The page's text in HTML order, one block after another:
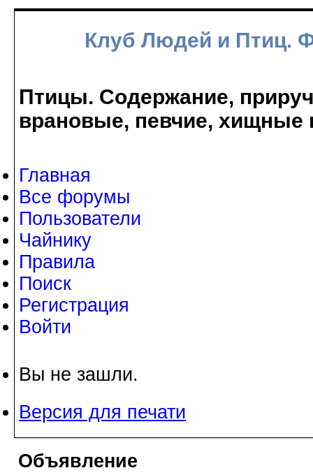
Клуб Людей и Птиц.
Птицы. Содержание,
врановые, певчие, хищные
Главная
Все форумы
Пользователи
Чайнику
Правила
Поиск
Регистрация
Войти
Вы не зашли.
Версия для печати
Объявление